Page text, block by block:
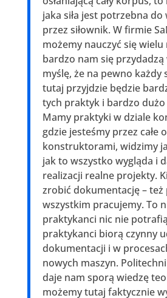
jaka siła jest potrzebna
przez siłownik. W firmie
możemy nauczyć się
bardzo nam się przydadzą
myślę, że na pewno
tutaj przyjdzie będzie
tych praktyk i bardzo dużo
Mamy praktyki w dziale
gdzie jesteśmy przez całe
konstruktorami, widzimy
jak to wszystko wygląda i
realizacji realne projekty.
zrobić dokumentację – też
wszystkim pracujemy. To
praktykanci nic nie
praktykanci biorą czynny
dokumentacji i w
nowych maszyn.
daje nam sporą wiedzę
możemy tutaj faktycznie